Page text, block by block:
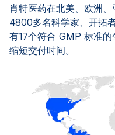
肖特医药在北美、欧洲
4800多名科学家、开拓
有17个符合 GMP 标准的
缩短交付时间。